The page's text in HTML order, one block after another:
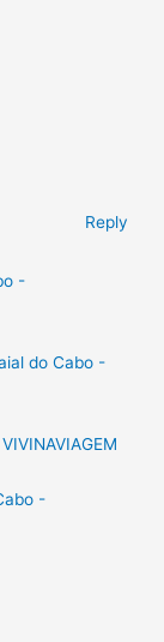
Reply
-
do Cabo -
-